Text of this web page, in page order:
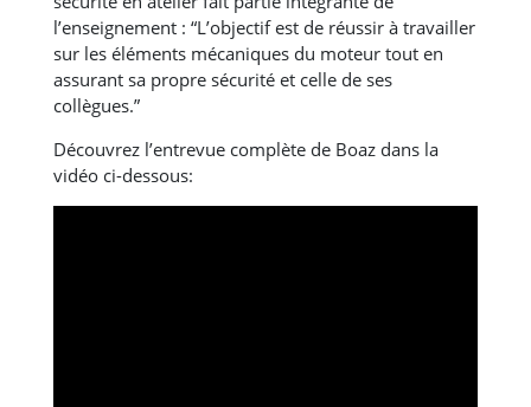
l’enseignement : “L’objectif est de réussir à travailler
sur les éléments mécaniques du moteur tout en
assurant sa propre sécurité et celle de ses
collègues.”
Découvrez l’entrevue complète de Boaz dans la
vidéo ci-dessous: